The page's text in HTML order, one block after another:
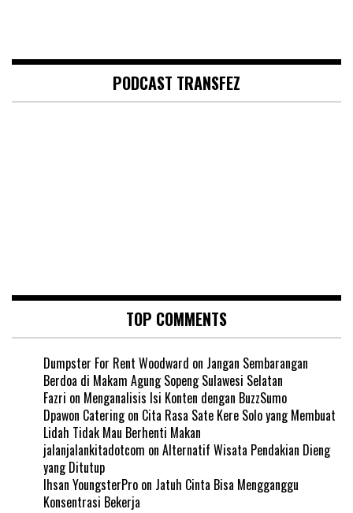
PODCAST TRANSFEZ
TOP COMMENTS
Dumpster For Rent Woodward on Jangan Sembarangan
Berdoa di Makam Agung Sopeng Sulawesi Selatan
Fazri on Menganalisis Isi Konten dengan BuzzSumo
Dpawon Cateringon Cita Rasa Sate Kere Solo yang Membuat
Lidah Tidak Mau Berhenti Makan
jalanjalankitadotcom on Alternatif Wisata Pendakian Dieng
yang Ditutup
Ihsan YoungsterPro on Jatuh Cinta Bisa Mengganggu
Konsentrasi Bekerja